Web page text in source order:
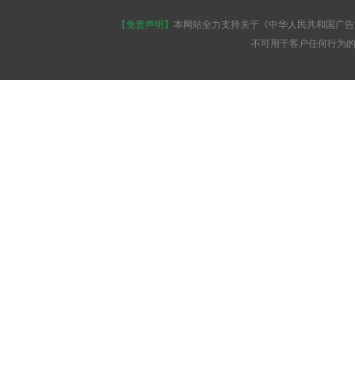
【免责声明】 本网站全力支持关于《中华人民共和国广
不可用于客户任何行为